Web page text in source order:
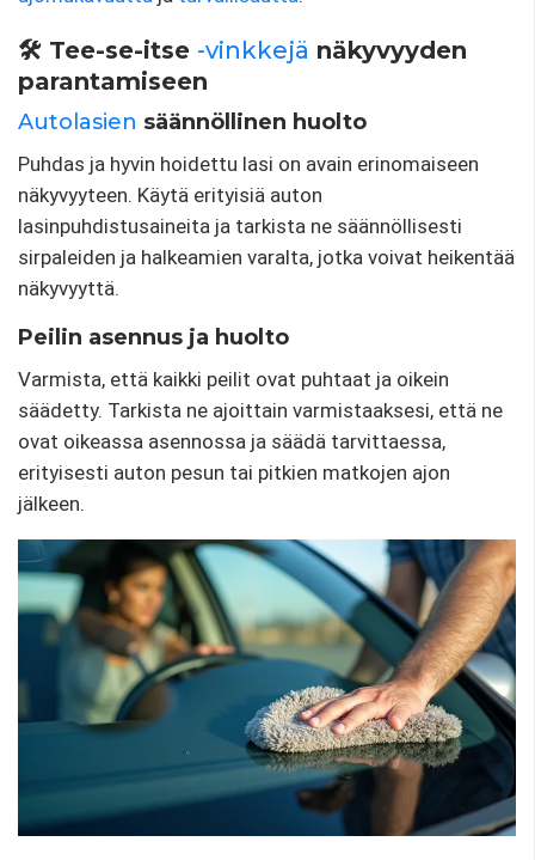
🛠️ Tee-se-itse -vinkkejä näkyvyyden
parantamiseen
Autolasien säännöllinen huolto
Puhdas ja hyvin hoidettu lasi on avain erinomaiseen
näkyvyyteen. Käytä erityisiä auton
lasinpuhdistusaineita ja tarkista ne säännöllisesti
sirpaleiden ja halkeamien varalta, jotka voivat heikentää
näkyvyyttä.
Peilin asennus ja huolto
Varmista, että kaikki peilit ovat puhtaat ja oikein
säädetty. Tarkista ne ajoittain varmistaaksesi, että ne
ovat oikeassa asennossa ja säädä tarvittaessa,
erityisesti auton pesun tai pitkien matkojen ajon
jälkeen.